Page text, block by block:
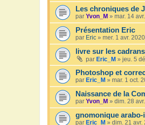
Les chroniques de
par Yvon_M » mar. 14
Présentation Eric
par Eric » mer. 1 avr.
livre sur les
par Eric_M » jeu. 5
Photoshop et
par Eric_M » mar. 1 oct.
Naissance de la
par Yvon_M » dim. 28
gnomonique
par Eric_M » dim. 21 avr.